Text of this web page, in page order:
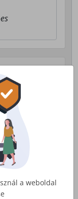
a weboldal